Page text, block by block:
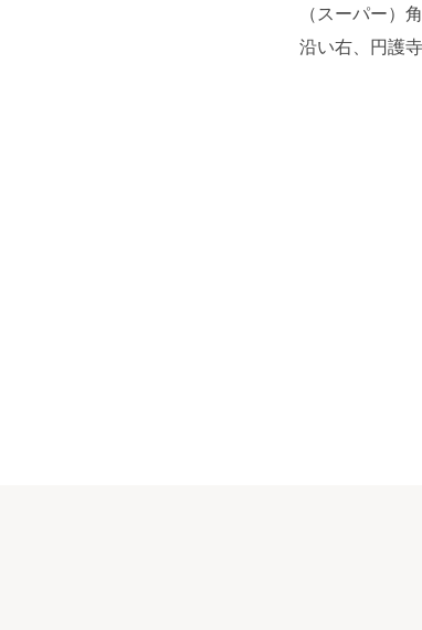
（スーパー）
沿い右、円護